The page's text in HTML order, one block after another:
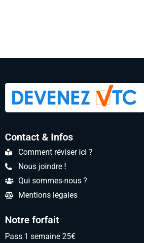
Contact & Infos
Comment réviser ici ?
Nous joindre !
Qui sommes-nous ?
Mentions légales
Notre forfait
Pass 1 semaine 25€